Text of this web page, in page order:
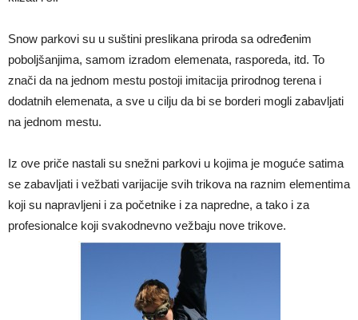
Snow parkovi su u suštini preslikana priroda sa određenim
poboljšanjima, samom izradom elemenata, rasporeda, itd. To
znači da na jednom mestu postoji imitacija prirodnog terena i
dodatnih elemenata, a sve u cilju da bi se borderi mogli zabavljati
na jednom mestu.
Iz ove priče nastali su snežni parkovi u kojima je moguće satima
se zabavljati i vežbati varijacije svih trikova na raznim elementima
koji su napravljeni i za početnike i za napredne, a tako i za
profesionalce koji svakodnevno vežbaju nove trikove.